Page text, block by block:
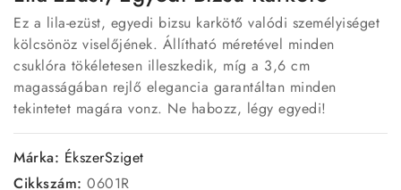
Ez a lila-ezüst, egyedi bizsu karkötő valódi személyiséget
kölcsönöz viselőjének. Állítható méretével minden
csuklóra tökéletesen illeszkedik, míg a 3,6 cm
magasságában rejlő elegancia garantáltan minden
tekintetet magára vonz. Ne habozz, légy egyedi!
Márka: ÉkszerSziget
Cikkszám: 0601R